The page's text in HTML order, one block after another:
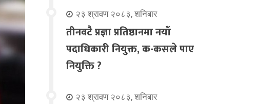
२३ श्रावण २०८३, शनिबार
तीनवटै प्रज्ञा प्रतिष्ठानमा नयाँ
पदाधिकारी नियुक्त, क-कसले पाए
नियुक्ति ?
२३ श्रावण २०८३, शनिबार